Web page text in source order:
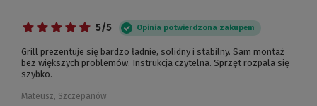
5/5 Opinia potwierdzona zakupem
Grill prezentuje się bardzo ładnie, solidny i stabilny. Sam montaż
bez większych problemów. Instrukcja czytelna. Sprzęt rozpala się
szybko.
Mateusz, Szczepanów